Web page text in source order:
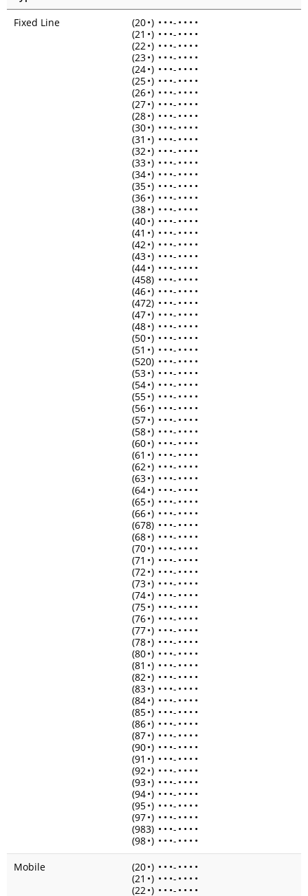
Fixed Line
(20•) • • •- • • • •
(21 •) • • •- • • • •
(22•) • • •- • • • •
(23•) • • •- • • • •
(24•) • • •- • • • •
(25•) • • •- • • • •
(26•) • • •- • • • •
(27•) • • •- • • • •
(28•) • • •- • • • •
(30•) • • •- • • • •
(31 •) • • •- • • • •
(32•) • • •- • • • •
(33•) • • •- • • • •
(34•) • • •- • • • •
(35•) • • •- • • • •
(36•) • • •- • • • •
(38•) • • •- • • • •
(40•) • • •- • • • •
(41 •) • • •- • • • •
(42•) • • •- • • • •
(43•) • • •- • • • •
(44•) • • •- • • • •
(458) • • •- • • • •
(46•) • • •- • • • •
(472) • • •- • • • •
(47•) • • •- • • • •
(48•) • • •- • • • •
(50•) • • •- • • • •
(51 •) • • •- • • • •
(520) • • •- • • • •
(53•) • • •- • • • •
(54•) • • •- • • • •
(55•) • • •- • • • •
(56•) • • •- • • • •
(57•) • • •- • • • •
(58•) • • •- • • • •
(60•) • • •- • • • •
(61 •) • • •- • • • •
(62•) • • •- • • • •
(63•) • • •- • • • •
(64•) • • •- • • • •
(65•) • • •- • • • •
(66•) • • •- • • • •
(678) • • •- • • • •
(68•) • • •- • • • •
(70•) • • •- • • • •
(71 •) • • •- • • • •
(72•) • • •- • • • •
(73•) • • •- • • • •
(74•) • • •- • • • •
(75•) • • •- • • • •
(76•) • • •- • • • •
(77•) • • •- • • • •
(78•) • • •- • • • •
(80•) • • •- • • • •
(81 •) • • •- • • • •
(82•) • • •- • • • •
(83•) • • •- • • • •
(84•) • • •- • • • •
(85•) • • •- • • • •
(86•) • • •- • • • •
(87•) • • •- • • • •
(90•) • • •- • • • •
(91 •) • • •- • • • •
(92•) • • •- • • • •
(93•) • • •- • • • •
(94•) • • •- • • • •
(95•) • • •- • • • •
(97•) • • •- • • • •
(983) • • •- • • • •
(98•) • • •- • • • •
Mobile
(20•) • • •- • • • •
(21 •) • • •- • • • •
(22•) • • •- • • • •